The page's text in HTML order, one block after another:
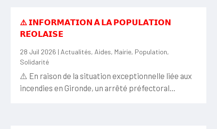
⚠️ 𝗜𝗡𝗙𝗢𝗥𝗠𝗔𝗧𝗜𝗢𝗡 𝗔̀ 𝗟𝗔 𝗣𝗢𝗣𝗨𝗟𝗔𝗧𝗜𝗢𝗡
𝗥𝗘́𝗢𝗟𝗔𝗜𝗦𝗘
28 Juil 2026 | Actualités, Aides, Mairie, Population,
Solidarité
⚠️ En raison de la situation exceptionnelle liée aux
incendies en Gironde, un arrêté préfectoral...